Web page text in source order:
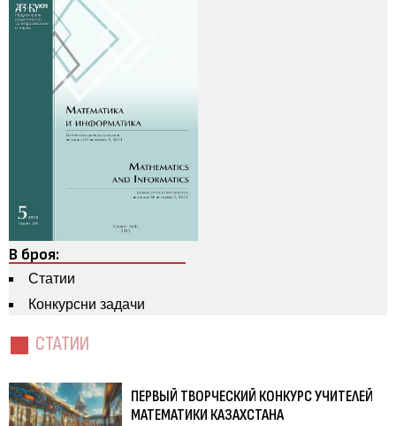
В броя:
Статии
Конкурсни задачи
СТАТИИ
ПЕРВЬIЙ ТВОРЧЕСКИЙ КОНКУРС УЧИТЕЛЕЙ
МАТЕМАТИКИ КАЗАХСТАНА